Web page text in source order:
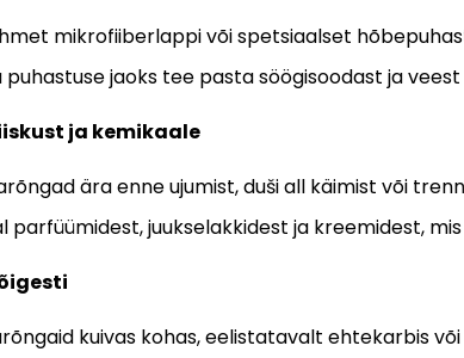
mikrofiiberlappi või spetsiaalset
puhastuse jaoks tee pasta söögisoodast ja
ja kemikaale
ära enne ujumist, duši all käimist või
parfüümidest, juukselakkidest ja kreemidest,
kuivas kohas, eelistatavalt ehtekarbis